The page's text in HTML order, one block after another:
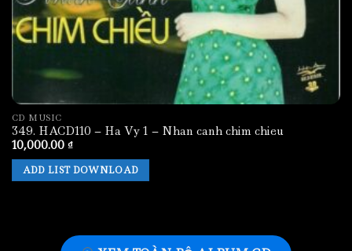
CD MUSIC
349. HACD110 – Ha Vy 1 – Nhan canh chim chieu
10,000.00 ₫
ADD LIST DOWNLOAD